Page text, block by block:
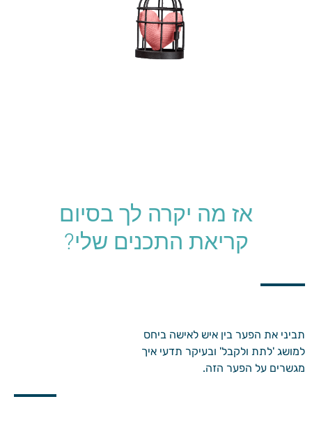
אז מה יקרה לך בסיום
קריאת התכנים שלי? ​
תביני את הפער בין איש לאישה ביחס
למושג 'לתת ולקבל' ובעיקר תדעי איך
מגשרים על הפער הזה.